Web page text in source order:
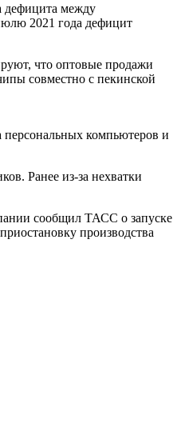
дефицита между
2021 года дефицит
что оптовые продажи
совместно с пекинской
персональных компьютеров и
Ранее из-за нехватки
сообщил ТАСС о запуске
производства